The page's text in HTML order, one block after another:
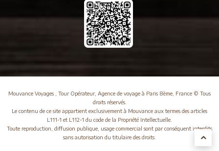
Mouvance Voyages , Tour Opérateur, Agence de voyage à Paris 8ème, France © Tous
droits réservés.
Le contenu de ce site appartient exclusivement à Mouvance aux termes des articles
L111-1 et L112-1 du code de la Propriété Intellectuelle.
Toute reproduction, diffusion publique, usage commercial sont par conséquent interdits
sans autorisation du titulaire des droits.